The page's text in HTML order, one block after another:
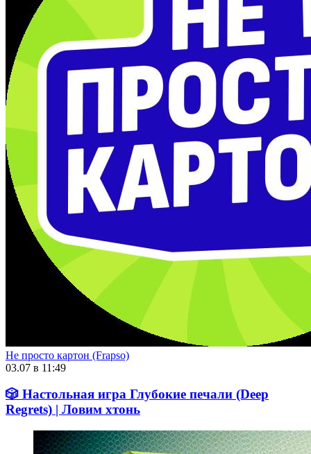
Не просто картон (Frapso)
03.07 в 11:49
🎲 Настольная игра Глубокие печали (Deep
Regrets) | Ловим хтонь